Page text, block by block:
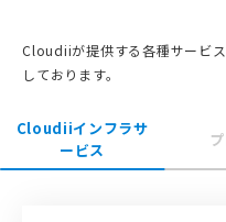
Cloudiiが提供する各種サービ
しております。
Cloudiiインフラサ
ービス